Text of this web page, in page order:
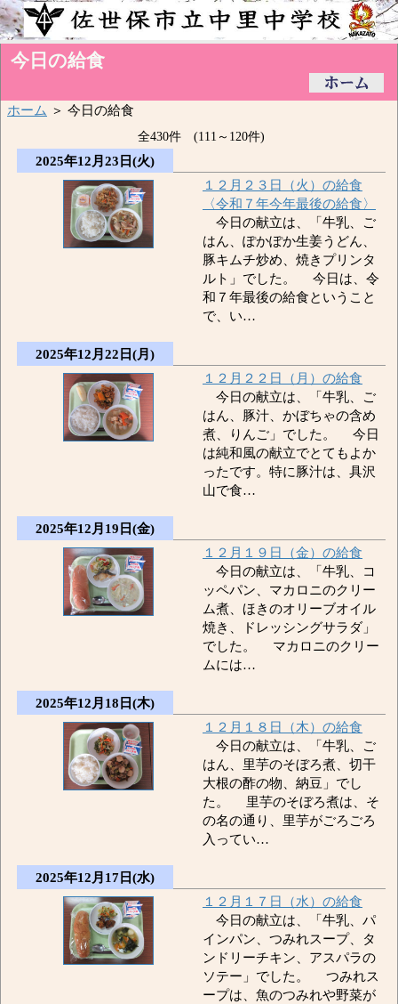
今日の給食
ホーム ＞ 今日の給食
全430件 (111～120件)
2025年12月23日(火)
１２月２３日（火）の給食
〈令和７年今年最後の給食〉
今日の献立は、「牛乳、ご
はん、ぽかぽか生姜うどん、
豚キムチ炒め、焼きプリンタ
ルト」でした。 今日は、令
和７年最後の給食ということ
で、い…
2025年12月22日(月)
１２月２２日（月）の給食
今日の献立は、「牛乳、ご
はん、豚汁、かぼちゃの含め
煮、りんご」でした。 今日
は純和風の献立でとてもよか
ったです。特に豚汁は、具沢
山で食…
2025年12月19日(金)
１２月１９日（金）の給食
今日の献立は、「牛乳、コ
ッペパン、マカロニのクリー
ム煮、ほきのオリーブオイル
焼き、ドレッシングサラダ」
でした。 マカロニのクリー
ムには…
2025年12月18日(木)
１２月１８日（木）の給食
今日の献立は、「牛乳、ご
はん、里芋のそぼろ煮、切干
大根の酢の物、納豆」でし
た。 里芋のそぼろ煮は、そ
の名の通り、里芋がごろごろ
入ってい…
2025年12月17日(水)
１２月１７日（水）の給食
今日の献立は、「牛乳、パ
インパン、つみれスープ、タ
ンドリーチキン、アスパラの
ソテー」でした。 つみれス
ープは、魚のつみれや野菜が